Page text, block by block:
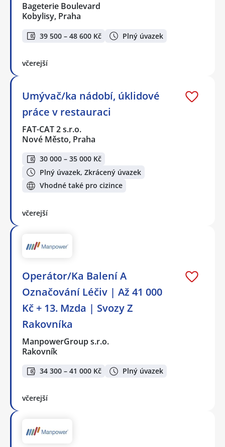
Bageterie Boulevard
Kobylisy, Praha
39 500 – 48 600 Kč Plný úvazek
včerejší
Umývač/ka nádobí, úklidové
práce v restauraci
FAT-CAT 2 s.r.o.
Nové Město, Praha
30 000 – 35 000 Kč
Plný úvazek, Zkrácený úvazek
Vhodné také pro cizince
včerejší
Operátor/Ka Balení A
Označování Léčiv | Až 41 000
Kč + 13. Mzda | Svozy Z
Rakovníka
ManpowerGroup s.r.o.
Rakovník
34 300 – 41 000 Kč Plný úvazek
včerejší